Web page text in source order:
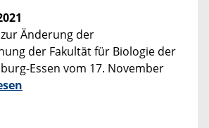
Änderung der
der Fakultät für Biologie der
Essen vom 17. November